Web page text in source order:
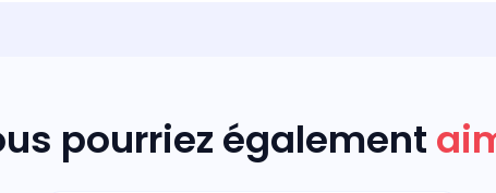
pourriez également